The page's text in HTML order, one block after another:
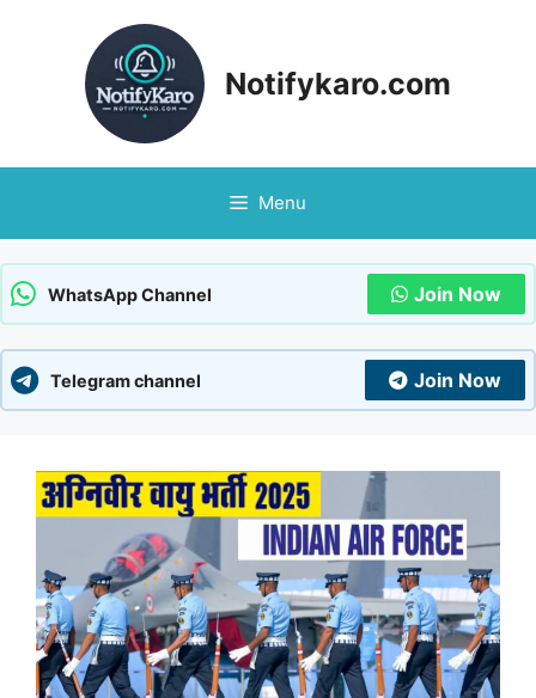
Notifykaro.com
Menu
WhatsApp Channel Join Now
Telegram channel Join Now